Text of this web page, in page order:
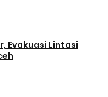
Evakuasi Lintasi